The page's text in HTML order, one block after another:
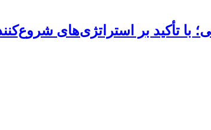
با تأکید بر استراتژی‌های